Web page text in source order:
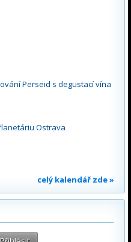
Perseid s degustací vína
Ostrava
celý kalendář zde »